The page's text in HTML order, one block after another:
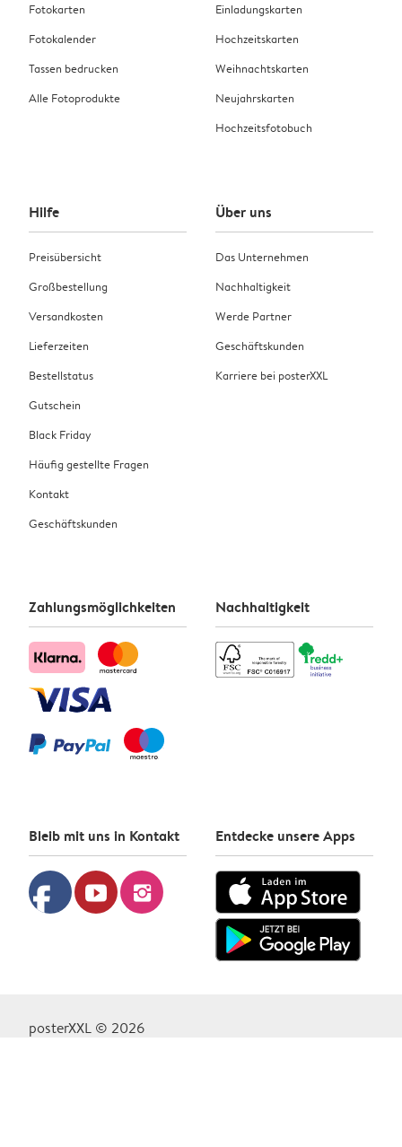
Fotokarten
Fotokalender
Tassen bedrucken
Alle Fotoprodukte
Einladungskarten
Hochzeitskarten
Weihnachtskarten
Neujahrskarten
Hochzeitsfotobuch
Hilfe
Preisübersicht
Großbestellung
Versandkosten
Lieferzeiten
Bestellstatus
Gutschein
Black Friday
Häufig gestellte Fragen
Kontakt
Geschäftskunden
Über uns
Das Unternehmen
Nachhaltigkeit
Werde Partner
Geschäftskunden
Karriere bei posterXXL
Zahlungsmöglichkeiten Nachhaltigkeit
Bleib mit uns in Kontakt
facebook youtube instagram
Entdecke unsere Apps
posterXXL © 2026